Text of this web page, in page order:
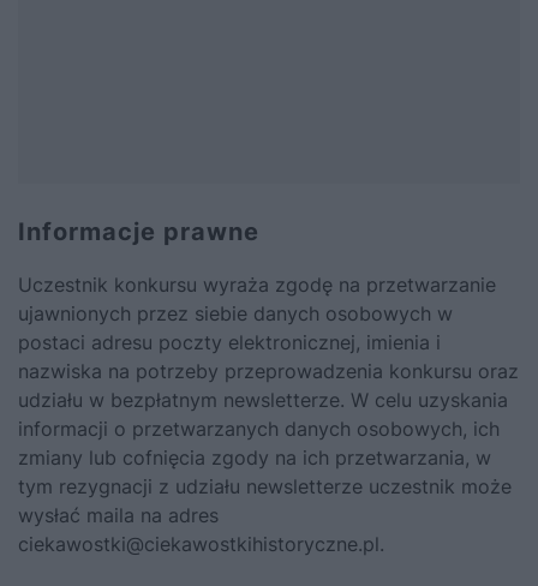
Informacje prawne
Uczestnik konkursu wyraża zgodę na przetwarzanie
ujawnionych przez siebie danych osobowych w
postaci adresu poczty elektronicznej, imienia i
nazwiska na potrzeby przeprowadzenia konkursu oraz
udziału w bezpłatnym newsletterze. W celu uzyskania
informacji o przetwarzanych danych osobowych, ich
zmiany lub cofnięcia zgody na ich przetwarzania, w
tym rezygnacji z udziału newsletterze uczestnik może
wysłać maila na adres
ciekawostki@ciekawostkihistoryczne.pl.